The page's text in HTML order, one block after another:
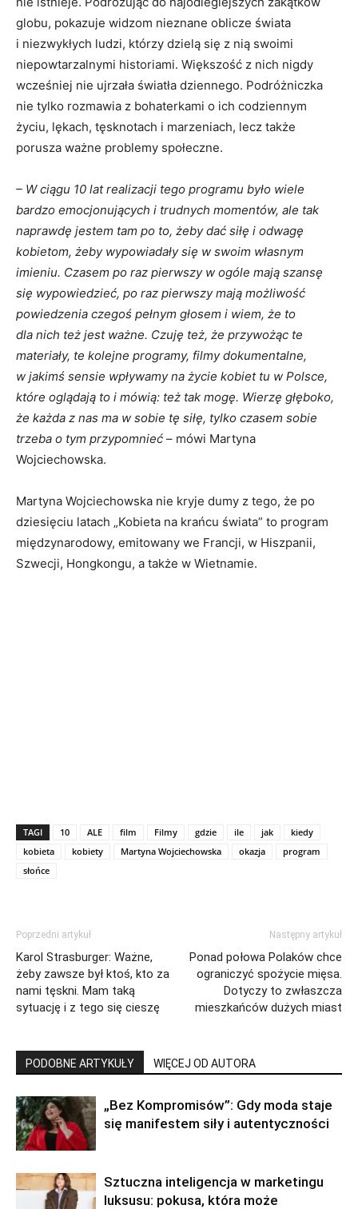
globu, pokazuje widzom nieznane oblicze świata
i niezwykłych ludzi, którzy dzielą się z nią swoimi
niepowtarzalnymi historiami. Większość z nich nigdy
wcześniej nie ujrzała światła dziennego. Podróżniczka
nie tylko rozmawia z bohaterkami o ich codziennym
życiu, lękach, tęsknotach i marzeniach, lecz także
porusza ważne problemy społeczne.
– W ciągu 10 lat realizacji tego programu było wiele
bardzo emocjonujących i trudnych momentów, ale tak
naprawdę jestem tam po to, żeby dać siłę i odwagę
kobietom, żeby wypowiadały się w swoim własnym
imieniu. Czasem po raz pierwszy w ogóle mają szansę
się wypowiedzieć, po raz pierwszy mają możliwość
powiedzenia czegoś pełnym głosem i wiem, że to
dla nich też jest ważne. Czuję też, że przywożąc te
materiały, te kolejne programy, filmy dokumentalne,
w jakimś sensie wpływamy na życie kobiet tu w Polsce,
które oglądają to i mówią: też tak mogę. Wierzę głęboko,
że każda z nas ma w sobie tę siłę, tylko czasem sobie
trzeba o tym przypomnieć – mówi Martyna
Wojciechowska.
Martyna Wojciechowska nie kryje dumy z tego, że po
dziesięciu latach „Kobieta na krańcu świata” to program
międzynarodowy, emitowany we Francji, w Hiszpanii,
Szwecji, Hongkongu, a także w Wietnamie.
TAGI 10 ALE film Filmy gdzie ile jak
kiedy
kobieta
kobiety Martyna Wojciechowska okazja
program
słońce
Poprzedni artykuł
Karol Strasburger: Ważne,
żeby zawsze był ktoś, kto za
nami tęskni. Mam taką
sytuację i z tego się cieszę
Następny artykuł
Ponad połowa Polaków chce
ograniczyć spożycie mięsa.
Dotyczy to zwłaszcza
mieszkańców dużych miast
PODOBNE ARTYKUŁY WIĘCEJ OD AUTORA
„Bez Kompromisów”: Gdy moda staje
się manifestem siły i autentyczności
Sztuczna inteligencja w marketingu
luksusu: pokusa, która może